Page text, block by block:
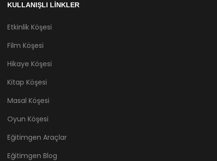
KULLANIŞLI LİNKLER
Etkinlik Köşesi
Film Köşesi
Hikaye Köşesi
Kitap Köşesi
Masal Köşesi
Oyun Köşesi
Eğitimgen Araçlar
Eğitimgen Blog